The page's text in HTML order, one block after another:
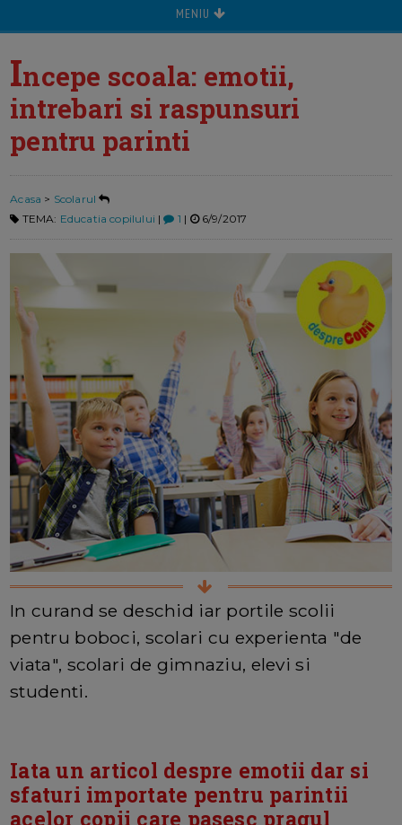
MENIU
Incepe scoala: emotii,
intrebari si raspunsuri
pentru parinti
Acasa > Scolarul
TEMA: Educatia copilului | 1 | 6/9/2017
In curand se deschid iar portile scolii
pentru boboci, scolari cu experienta "de
viata", scolari de gimnaziu, elevi si
studenti.
Iata un articol despre emotii dar si
sfaturi importate pentru parintii
acelor copii care pasesc pragul